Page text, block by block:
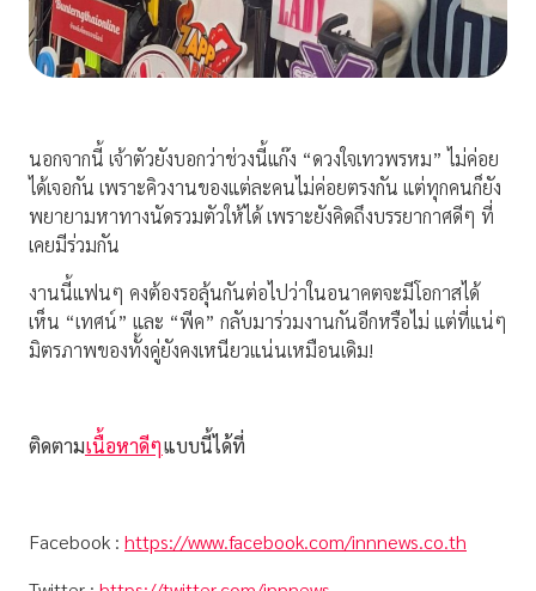
นอกจากนี้ เจ้าตัวยังบอกว่าช่วงนี้แก๊ง “ดวงใจเทวพรหม” ไม่ค่อย
ได้เจอกัน เพราะคิวงานของแต่ละคนไม่ค่อยตรงกัน แต่ทุกคนก็ยัง
พยายามหาทางนัดรวมตัวให้ได้ เพราะยังคิดถึงบรรยากาศดีๆ ที่
เคยมีร่วมกัน
งานนี้แฟนๆ คงต้องรอลุ้นกันต่อไปว่าในอนาคตจะมีโอกาสได้
เห็น “เทศน์” และ “พีค” กลับมาร่วมงานกันอีกหรือไม่ แต่ที่แน่ๆ
มิตรภาพของทั้งคู่ยังคงเหนียวแน่นเหมือนเดิม!
ติดตามเนื้อหาดีๆแบบนี้ได้ที่
Facebook : https://www.facebook.com/innnews.co.th